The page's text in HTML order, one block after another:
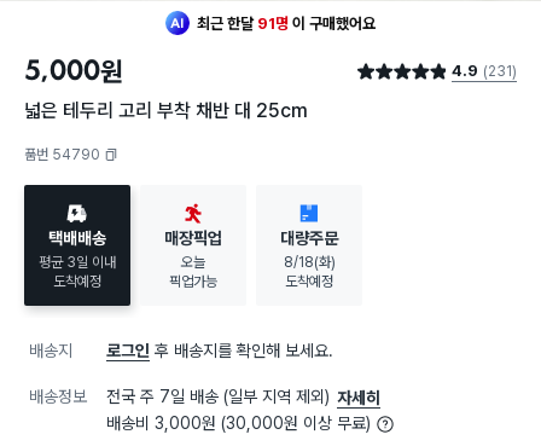
최근 한달 91명 이 구매했어요
5,000원 별점 4.9점 4.9 (231)
넓은 테두리 고리 부착 채반 대 25cm
품번 54790
택배배송
평균 3일 이내
도착예정
매장픽업
오늘
픽업가능
대량주문
8/18(화)
도착예정
배송지 로그인 후 배송지를 확인해 보세요.
배송정보 전국 주 7일 배송 (일부 지역 제외) 자세히
배송비 3,000원 (30,000원 이상 무료)